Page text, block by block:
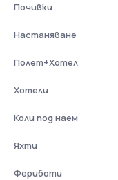
Почивки
Настаняване
Полет+Хотел
Хотели
Коли под наем
Яхти
Фериботи